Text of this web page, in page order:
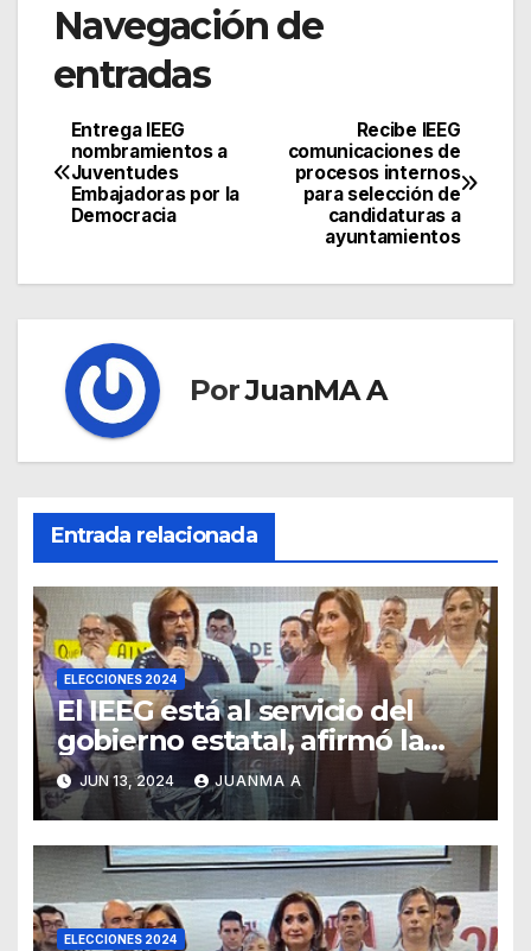
Navegación de
entradas
Recibe IEEG
comunicaciones de
procesos internos
para selección de
candidaturas a
ayuntamientos
Entrega IEEG
nombramientos a
Juventudes
Embajadoras por la
Democracia
PorJuanMA A
Entrada relacionada
ELECCIONES 2024
El IEEG está al servicio del
gobierno estatal, afirmó la
Senadora Malú Micher
JUN 13, 2024 JUANMA A
ELECCIONES 2024